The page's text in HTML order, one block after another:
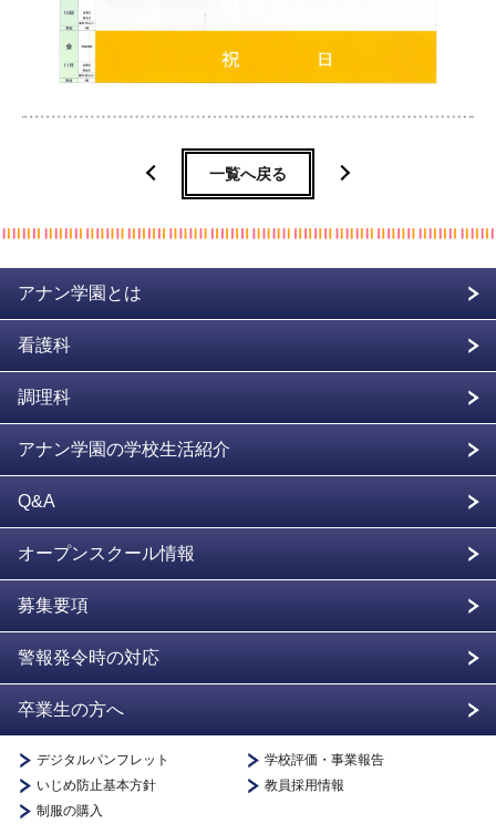
一覧へ戻る
アナン学園とは
看護科
調理科
アナン学園の学校生活紹介
Q&A
オープンスクール情報
募集要項
警報発令時の対応
卒業生の方へ
デジタルパンフレット
学校評価・事業報告
いじめ防止基本方針
教員採用情報
制服の購入